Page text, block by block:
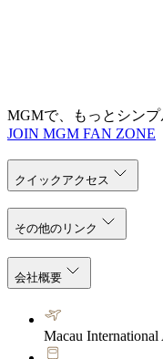
MGMで、もっとシンプ
JOIN MGM FAN ZONE
クイックアクセス
その他のリンク
会社概要
Macau